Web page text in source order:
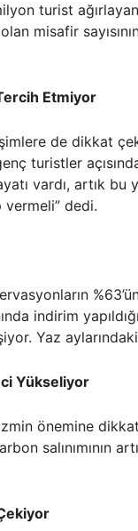
turist
misafir
Etmiyor
de dikkat
turistler
vardı, artık
dedi.
indirim
Yaz
Yükseliyor
önemine
salınımının